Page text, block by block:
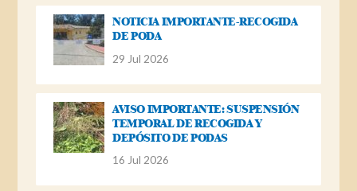
NOTICIA IMPORTANTE-RECOGIDA
DE PODA
29 Jul 2026
AVISO IMPORTANTE: SUSPENSIÓN
TEMPORAL DE RECOGIDA Y
DEPÓSITO DE PODAS
16 Jul 2026